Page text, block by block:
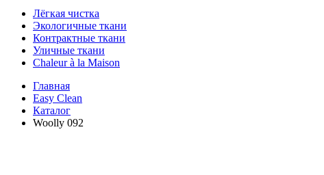
Лёгкая чистка
Экологичные ткани
Контрактные ткани
Уличные ткани
Сhaleur à la Maison
Главная
Easy Clean
Каталог
Woolly 092